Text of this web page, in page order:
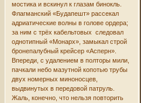
мостика и вскинул к глазам бинокль.
Флагманский «Будапешт» рассекал
адриатические волны в голове ордера;
за ним с трёх кабельтовых следовал
однотипный «Монарх», замыкал строй
бронепалубный крейсер «Асперн».
Впереди, с удалением в полторы мили,
пачкали небо мазутной копотью трубы
двух номерных миноносцев,
выдвинутых в передовой патруль.
Жаль, конечно, что нельзя повторить